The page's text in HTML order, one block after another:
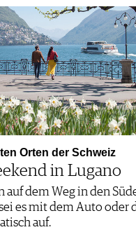
Orten der Schweiz
in Lugano
auf dem Weg in den
es mit dem Auto oder
auf.